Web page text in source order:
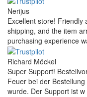
Nerijus
Excellent store! Friendly
shipping, and the item
purchasing experience
Richard Möckel
Super Support!
Feuer bei der
wurde. Der Support ist w